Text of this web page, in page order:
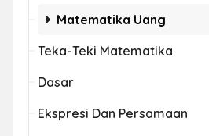
Matematika Uang
Teka-Teki Matematika
Dasar
Ekspresi Dan Persamaan